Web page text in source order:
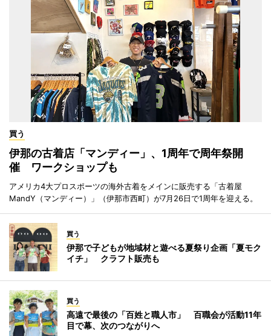
買う
伊那の古着店「マンディー」、1周年で周年祭開
催 ワークショップも
アメリカ4大プロスポーツの海外古着をメインに販売する「古着屋
MandY（マンディー）」（伊那市西町）が7月26日で1周年を迎える。
買う
伊那で子どもが地域材と遊べる夏祭り企画「夏モク
イチ」 クラフト販売も
買う
高遠で最後の「百姓と職人市」 百職会が活動11年
目で幕、次のつながりへ